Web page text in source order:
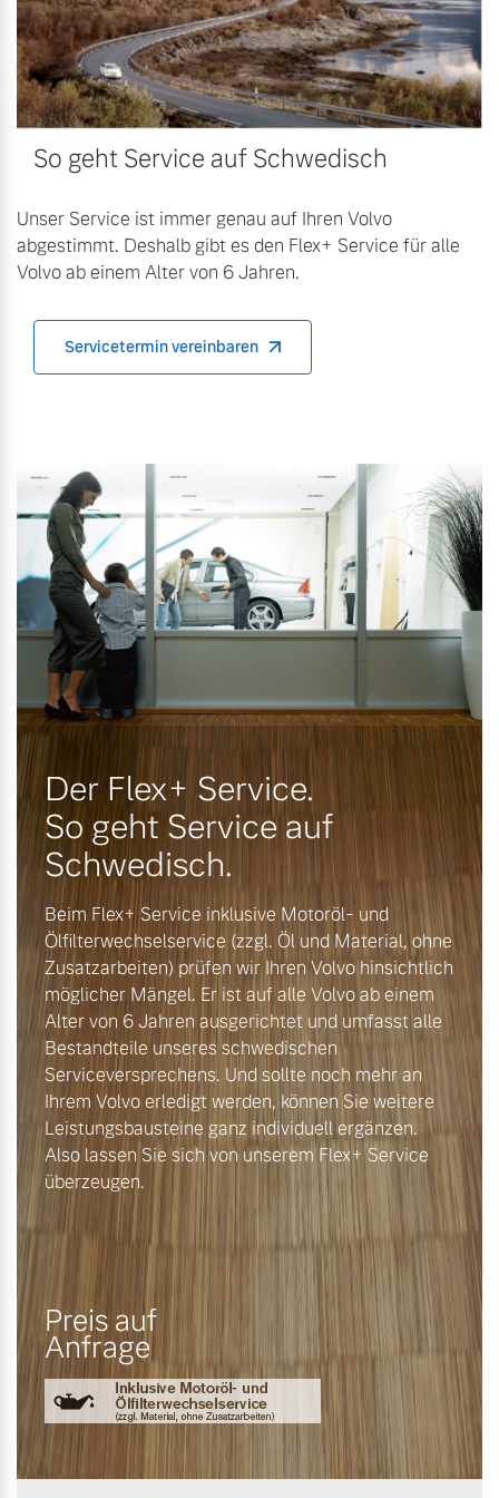
Fahrzeug konfigurieren
Sofort verfügbare Fahrzeuge
Volvo Selekt
Gebrauchtwagen
Mehr erfahren
Jetzt kennenlernen
Mehr erfahren
Bitte sprechen Sie uns
direkt an.
Mehr erfahren
Entdecken Sie unsere
saisonalen Angebote.
Versicherung
So geht Service auf Schwedisch
Unser Service ist immer genau auf Ihren Volvo
abgestimmt. Deshalb gibt es den Flex+ Service für alle
Volvo ab einem Alter von 6 Jahren.
Servicetermin vereinbaren
Der Flex+ Service.
So geht Service auf
Schwedisch.
Beim Flex+ Service inklusive Motoröl- und
Ölfilterwechselservice (zzgl. Öl und Material, ohne
Zusatzarbeiten) prüfen wir Ihren Volvo hinsichtlich
möglicher Mängel. Er ist auf alle Volvo ab einem
Alter von 6 Jahren ausgerichtet und umfasst alle
Bestandteile unseres schwedischen
Serviceversprechens. Und sollte noch mehr an
Ihrem Volvo erledigt werden, können Sie weitere
Leistungsbausteine ganz individuell ergänzen.
Also lassen Sie sich von unserem Flex+ Service
überzeugen.
Preis auf
Anfrage